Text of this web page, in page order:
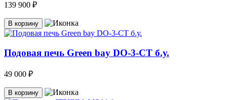
139 900 ₽
В корзину
Подовая печь Green bay DO-3-CT б.у.
49 000 ₽
В корзину